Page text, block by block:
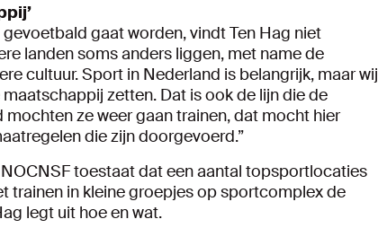
gaat worden, vindt Ten Hag niet
landen soms anders liggen, met name de
cultuur. Sport in Nederland is belangrijk, maar wij
zetten. Dat is ook de lijn die de
ze weer gaan trainen, dat mocht hier
die zijn doorgevoerd.”
toestaat dat een aantal topsportlocaties
trainen in kleine groepjes op sportcomplex de
legt uit hoe en wat.